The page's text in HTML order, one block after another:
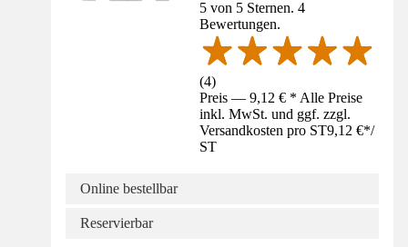
5 von 5 Sternen. 4
Bewertungen.
(4)
Preis — 9,12 € * Alle Preise
inkl. MwSt. und ggf. zzgl.
Versandkosten pro ST9,12 €*/
ST
Online bestellbar
Reservierbar